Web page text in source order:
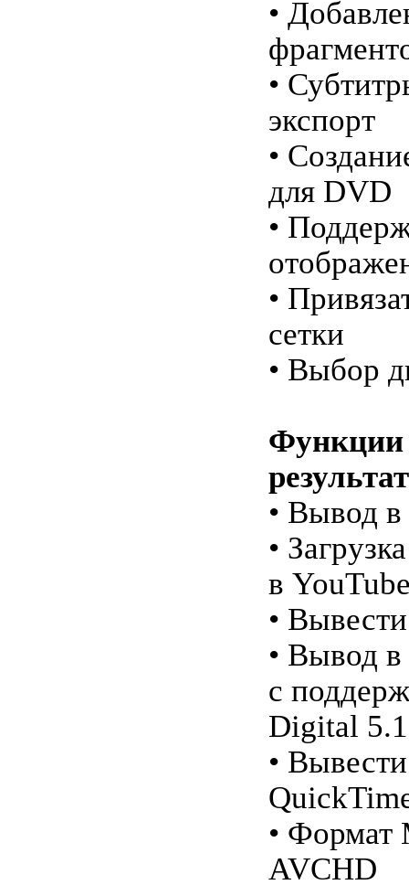
•
•
экспорт
•
для DVD
•
•
сетки
• Выбор
Функции
• Вывод
•
в
•
• Вывод
с
Digital 5.1
•
• Формат
AVCHD